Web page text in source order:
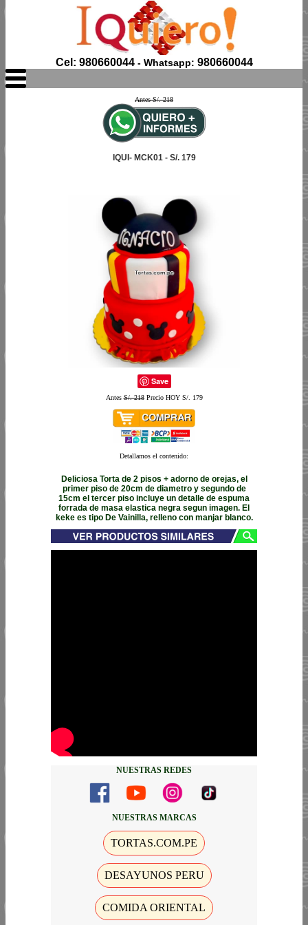
Cel: 980660044- Whatsapp: 980660044
Antes S/. 218
IQUI- MCK01 - S/. 179
Save
AntesS/. 218Precio HOY S/. 179
Detallamos el contenido:
Deliciosa Torta de 2 pisos + adorno de orejas, el
primer piso de 20cm de diametro y segundo de
15cm el tercer piso incluye un detalle de espuma
forrada de masa elastica negra segun imagen. El
keke es tipo De Vainilla, relleno con manjar blanco.
NUESTRAS REDES
NUESTRAS MARCAS
TORTAS.COM.PE
DESAYUNOS PERU
COMIDA ORIENTAL